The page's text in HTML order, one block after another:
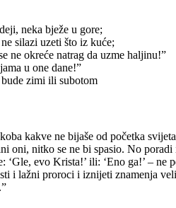
neka bježe u gore;
silazi uzeti što iz kuće;
ne okreće natrag da uzme haljinu!”
u one dane!”
zimi ili subotom
kakve ne bijaše od početka
oni, nitko se ne bi spasio. No
‘Gle, evo Krista!’ ili: ‘Eno ga!’ – ne
i lažni proroci i iznijeti znamenja